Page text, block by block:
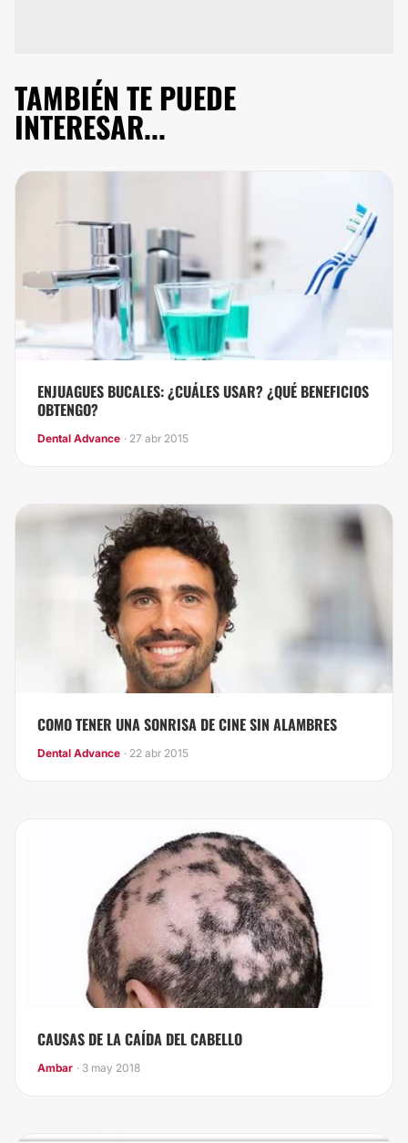
TAMBIÉN TE PUEDE
INTERESAR...
ENJUAGUES BUCALES: ¿CUÁLES USAR? ¿QUÉ BENEFICIOS
OBTENGO?
Dental Advance · 27 abr 2015
COMO TENER UNA SONRISA DE CINE SIN ALAMBRES
Dental Advance · 22 abr 2015
CAUSAS DE LA CAÍDA DEL CABELLO
Ambar · 3 may 2018